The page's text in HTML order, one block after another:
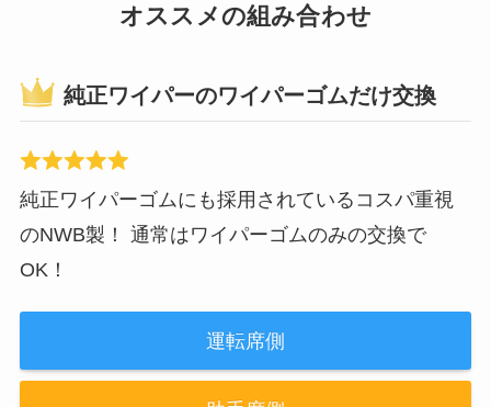
オススメの組み合わせ
純正ワイパーのワイパーゴムだけ交換
純正ワイパーゴムにも採用されているコスパ重視
のNWB製！ 通常はワイパーゴムのみの交換で
OK！
運転席側